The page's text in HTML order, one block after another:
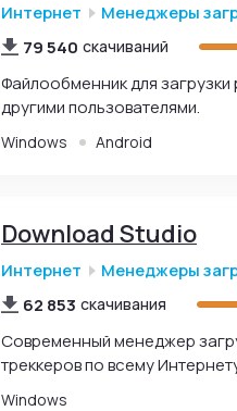
Интернет
Менеджеры
79 540 скачиваний
Файлообменник для
другими пользователями.
Windows Android
Download Studio
Интернет
Менеджеры
62 853 скачивания
Современный менеджер
треккеров по всему
Windows